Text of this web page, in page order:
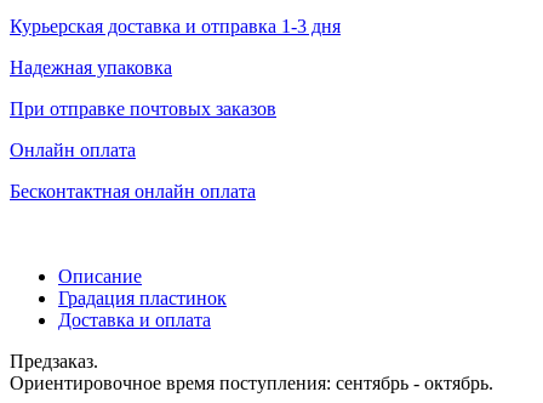
Курьерская доставка и отправка 1-3 дня
Надежная упаковка
При отправке почтовых заказов
Онлайн оплата
Бесконтактная онлайн оплата
Описание
Градация пластинок
Доставка и оплата
Предзаказ.
Ориентировочное время поступления: сентябрь - октябрь.